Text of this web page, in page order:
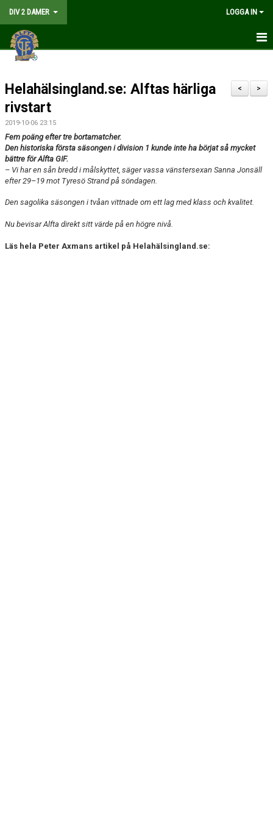
DIV 2 DAMER LOGGA IN
HEM
NYHETER
GÅ PÅ MATCH
MATCHER
KALENDER
DOKUMENT
KONTAKT
>
<
Helahälsingland.se: Alftas härliga
rivstart
2019-10-06 23:15
Fem poäng efter tre bortamatcher.
Den historiska första säsongen i division 1 kunde inte ha börjat så mycket
bättre för Alfta GIF.
– Vi har en sån bredd i målskyttet, säger vassa vänstersexan Sanna Jonsäll
efter 29–19 mot Tyresö Strand på söndagen.
Den sagolika säsongen i tvåan vittnade om ett lag med klass och kvalitet.
Nu bevisar Alfta direkt sitt värde på en högre nivå.
Läs hela Peter Axmans artikel på Helahälsingland.se: